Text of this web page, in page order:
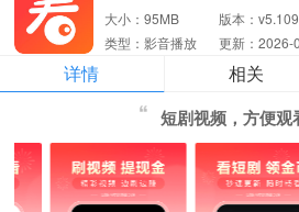
大小：95MB
版本：
类型：影音播放
更新：2026-
详情 相关
短剧视频，方便观